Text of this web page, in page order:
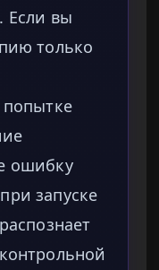
Если вы
только
ошибку
запуске